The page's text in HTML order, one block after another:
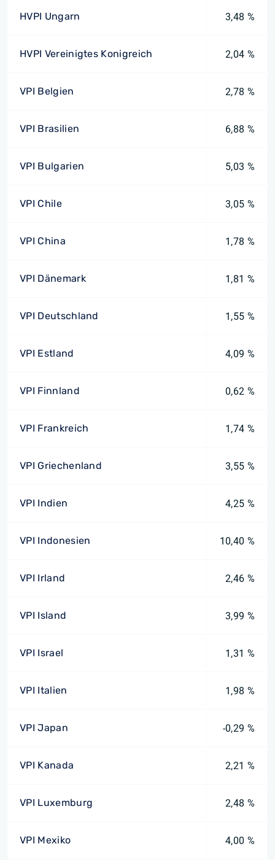
HVPI Ungarn 3,48 %
HVPI Vereinigtes Konigreich 2,04 %
VPI Belgien 2,78 %
VPI Brasilien 6,88 %
VPI Bulgarien 5,03 %
VPI Chile 3,05 %
VPI China 1,78 %
VPI Dänemark 1,81 %
VPI Deutschland 1,55 %
VPI Estland 4,09 %
VPI Finnland 0,62 %
VPI Frankreich 1,74 %
VPI Griechenland 3,55 %
VPI Indien 4,25 %
VPI Indonesien 10,40 %
VPI Irland 2,46 %
VPI Island 3,99 %
VPI Israel 1,31 %
VPI Italien 1,98 %
VPI Japan -0,29 %
VPI Kanada 2,21 %
VPI Luxemburg 2,48 %
VPI Mexiko 4,00 %